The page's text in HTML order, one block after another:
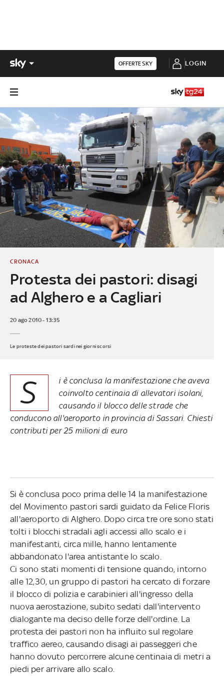
OFFERTE SKY LOGIN
Protesta dei pastori: disagi
ad Alghero e a Cagliari
CRONACA
20 ago 2010 - 13:35
Le proteste dei pastori sardi nei giorni scorsi
S
i è conclusa la manifestazione che aveva
coinvolto centinaia di allevatori isolani,
causando il blocco delle strade che
conducono all'aeroporto in provincia di Sassari. Chiesti
contributi per 25 milioni di euro
Si è conclusa poco prima delle 14 la manifestazione
del Movimento pastori sardi guidato da Felice Floris
all'aeroporto di Alghero. Dopo circa tre ore sono stati
tolti i blocchi stradali agli accessi allo scalo e i
manifestanti, circa mille, hanno lentamente
abbandonato l'area antistante lo scalo.
Ci sono stati momenti di tensione quando, intorno
alle 12,30, un gruppo di pastori ha cercato di forzare
il blocco di polizia e carabinieri all'ingresso della
nuova aerostazione, subito sedati dall'intervento
dialogante ma deciso delle forze dell'ordine. La
protesta dei pastori non ha influito sul regolare
traffico aereo, causando disagi ai passeggeri che
hanno dovuto percorrere alcune centinaia di metri a
piedi per arrivare allo scalo.